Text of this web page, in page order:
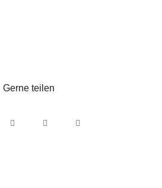
Gerne teilen